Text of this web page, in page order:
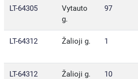
LT-64305
Vytauto
g.
97
LT-64312 Žalioji g. 1
LT-64312 Žalioji g. 10